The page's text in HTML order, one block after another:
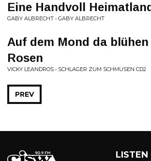
Eine Handvoll Heimatland
GABY ALBRECHT • GABY ALBRECHT
Auf dem Mond da
Rosen
VICKY LEANDROS • SCHLAGER ZUM SCHMUSEN CD2
PREV
LISTEN